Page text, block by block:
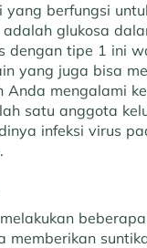
berfungsi
glukosa
dengan tipe 1 ini
yang juga bisa
mengalami
satu anggota
infeksi virus